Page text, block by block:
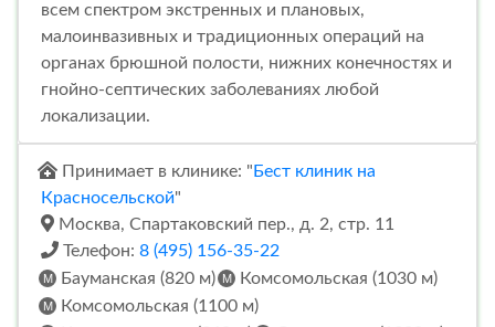
всем спектром экстренных и плановых,
малоинвазивных и традиционных операций на
органах брюшной полости, нижних конечностях и
гнойно-септических заболеваниях любой
локализации.
Принимает в клинике: " Бест клиник на
Красносельской"
Москва, Спартаковский пер., д. 2, стр. 11
Телефон: 8 (495) 156-35-22
Бауманская (820 м)
Комсомольская (1030 м)
Комсомольская (1100 м)